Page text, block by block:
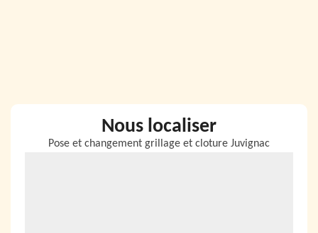
Nous localiser
Pose et changement grillage et cloture Juvignac